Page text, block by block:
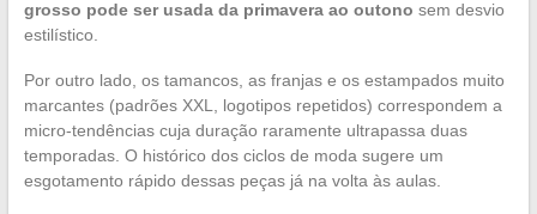
grosso pode ser usada da primavera ao outono sem desvio
estilístico.
Por outro lado, os tamancos, as franjas e os estampados muito
marcantes (padrões XXL, logotipos repetidos) correspondem a
micro-tendências cuja duração raramente ultrapassa duas
temporadas. O histórico dos ciclos de moda sugere um
esgotamento rápido dessas peças já na volta às aulas.